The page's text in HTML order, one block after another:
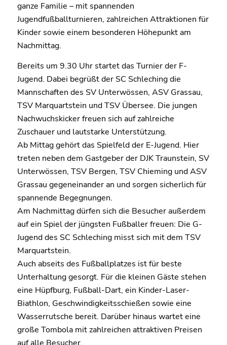
ganze Familie – mit spannenden
Jugendfußballturnieren, zahlreichen Attraktionen für
Kinder sowie einem besonderen Höhepunkt am
Nachmittag.
Bereits um 9.30 Uhr startet das Turnier der F-
Jugend. Dabei begrüßt der SC Schleching die
Mannschaften des SV Unterwössen, ASV Grassau,
TSV Marquartstein und TSV Übersee. Die jungen
Nachwuchskicker freuen sich auf zahlreiche
Zuschauer und lautstarke Unterstützung.
Ab Mittag gehört das Spielfeld der E-Jugend. Hier
treten neben dem Gastgeber der DJK Traunstein, SV
Unterwössen, TSV Bergen, TSV Chieming und ASV
Grassau gegeneinander an und sorgen sicherlich für
spannende Begegnungen.
Am Nachmittag dürfen sich die Besucher außerdem
auf ein Spiel der jüngsten Fußballer freuen: Die G-
Jugend des SC Schleching misst sich mit dem TSV
Marquartstein.
Auch abseits des Fußballplatzes ist für beste
Unterhaltung gesorgt. Für die kleinen Gäste stehen
eine Hüpfburg, Fußball-Dart, ein Kinder-Laser-
Biathlon, Geschwindigkeitsschießen sowie eine
Wasserrutsche bereit. Darüber hinaus wartet eine
große Tombola mit zahlreichen attraktiven Preisen